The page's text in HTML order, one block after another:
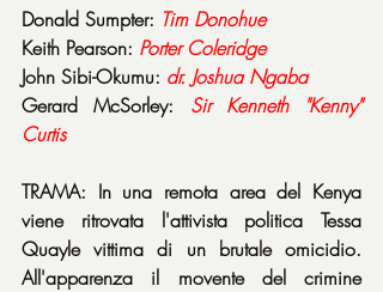
Donald Sumpter: Tim Donohue
Keith Pearson: Porter Coleridge
John Sibi-Okumu: dr. Joshua Ngaba
Gerard McSorley: Sir Kenneth "Kenny"
Curtis
TRAMA: In una remota area del Kenya
viene ritrovata l'attivista politica Tessa
Quayle vittima di un brutale omicidio.
All'apparenza il movente del crimine